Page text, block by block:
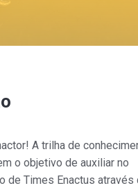
A trilha de
o objetivo de auxiliar no
de Times Enactus através